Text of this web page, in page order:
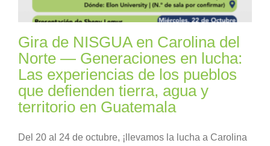
Gira de NISGUA en Carolina del
Norte — Generaciones en lucha:
Las experiencias de los pueblos
que defienden tierra, agua y
territorio en Guatemala
Del 20 al 24 de octubre, ¡llevamos la lucha a Carolina